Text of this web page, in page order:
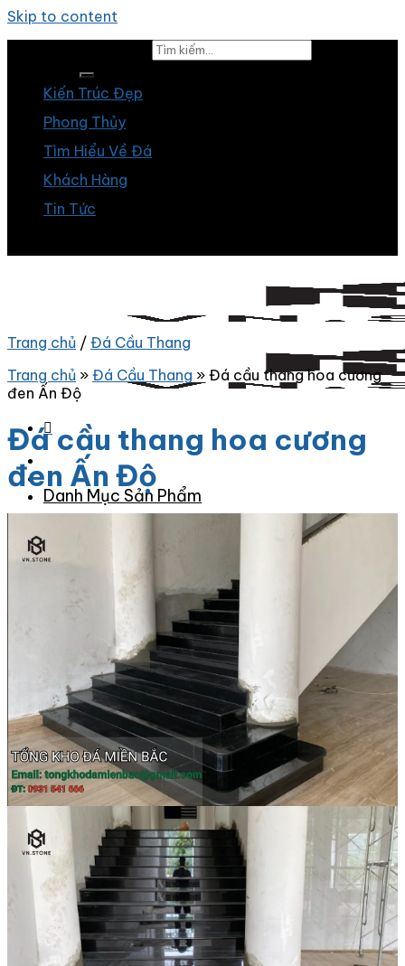
Skip to content
Kiến Trúc Đẹp
Phong Thủy
Tìm Hiểu Về Đá
Khách Hàng
Tin Tức
Danh Mục Sản Phẩm
Đá Granite
Đá Granite Màu Vàng
Đá Granite Màu Xám
Đá Granite Màu Đen
Đá Granite Màu Xanh
Đá Granite Màu Nâu
Đá Granite Màu Đỏ
Đá Travertine
Đá Marble
Đá Marble Màu Kem
Đá Marble Màu Nâu
Đá Marble Màu Đen
Đá Marble Màu Đỏ
Trang chủ / Đá Cầu Thang
Trang chủ » Đá Cầu Thang » Đá cầu thang hoa cương
đen Ấn Độ
Đá cầu thang hoa cương
đen Ấn Độ